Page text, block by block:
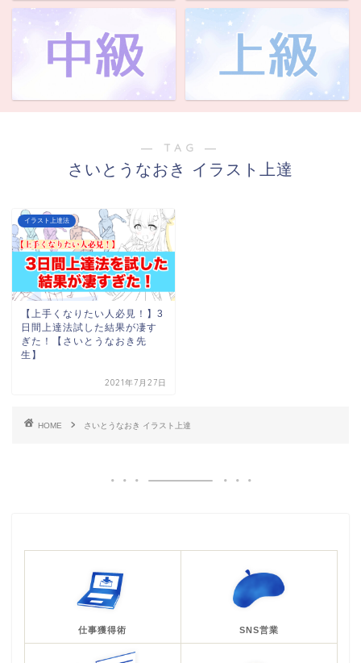
― TAG ―
さいとうなおき イラスト上達
イラスト上達法
【上手くなりたい人必見！】3
日間上達法試した結果が凄す
ぎた！【さいとうなおき先
生】
2021年7月27日
HOME さいとうなおき イラスト上達
仕事獲得術 SNS営業